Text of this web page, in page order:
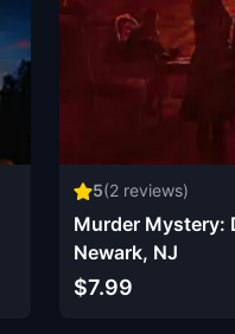
5(2 reviews)
Murder Mystery:
Newark, NJ
$7.99